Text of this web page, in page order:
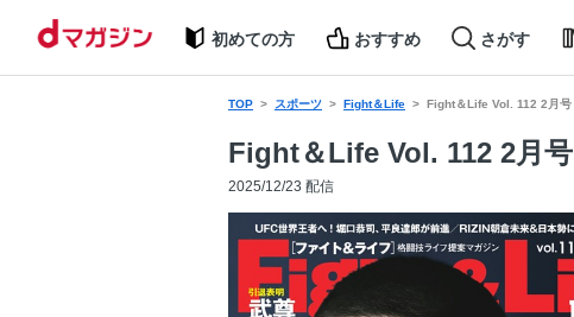
初めての方 おすすめ さがす
TOP スポーツ Fight＆Life Fight＆Life Vol. 112 2月号
Fight＆Life Vol. 112 2月号
2025/12/23 配信